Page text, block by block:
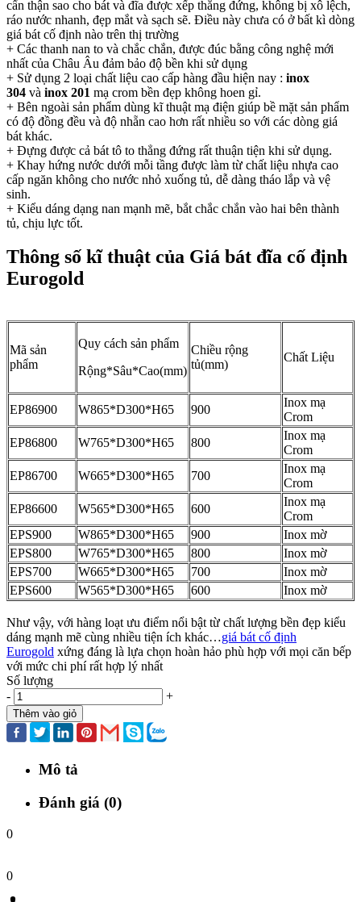
cẩn thận sao cho bát và đĩa được xếp thẳng đứng, không bị xô lệch,
ráo nước nhanh, đẹp mắt và sạch sẽ. Điều này chưa có ở bất kì dòng
giá bát cố định nào trên thị trường
+ Các thanh nan to và chắc chắn, được đúc bằng công nghệ mới
nhất của Châu Âu đảm bảo độ bền khi sử dụng
+ Sử dụng 2 loại chất liệu cao cấp hàng đầu hiện nay : inox
304 và inox 201 mạ crom bền đẹp không hoen gỉ.
+ Bên ngoài sản phẩm dùng kĩ thuật mạ điện giúp bề mặt sản phẩm
có độ đồng đều và độ nhẵn cao hơn rất nhiều so với các dòng giá
bát khác.
+ Đựng được cả bát tô to thẳng đứng rất thuận tiện khi sử dụng.
+ Khay hứng nước dưới mỗi tầng được làm từ chất liệu nhựa cao
cấp ngăn không cho nước nhỏ xuống tủ, dễ dàng tháo lắp và vệ
sinh.
+ Kiểu dáng dạng nan mạnh mẽ, bắt chắc chắn vào hai bên thành
tủ, chịu lực tốt.
Thông số kĩ thuật của Giá bát đĩa cố định
Eurogold
Mã sản
phẩm
Quy cách sản phẩm
Rộng*Sâu*Cao(mm)
Chiều rộng
tủ(mm)
Chất Liệu
EP86900 W865*D300*H65 900
Inox mạ
Crom
EP86800
W765*D300*H65 800
Inox mạ
Crom
EP86700
W665*D300*H65 700
Inox mạ
Crom
EP86600
W565*D300*H65 600
Inox mạ
Crom
EPS900
W865*D300*H65 900
Inox mờ
EPS800
W765*D300*H65 800
Inox mờ
EPS700
W665*D300*H65 700
Inox mờ
EPS600
W565*D300*H65 600 Inox mờ
Như vậy, với hàng loạt ưu điểm nổi bật từ chất lượng bền đẹp kiểu
dáng mạnh mẽ cùng nhiều tiện ích khác…giá bát cố định
Eurogold xứng đáng là lựa chọn hoàn hảo phù hợp với mọi căn bếp
với mức chi phí rất hợp lý nhất
Số lượng
-
+
Thêm vào giỏ
Mô tả
Đánh giá (0)
0
0